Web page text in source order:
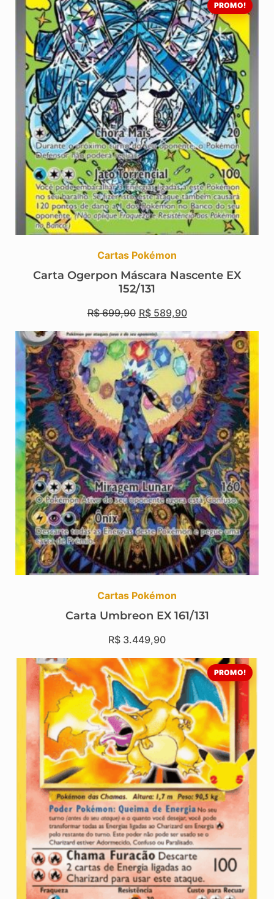
PROMO!
Cartas Pokémon
Carta Ogerpon Máscara Nascente EX
152/131
R$699,90 R$589,90
Cartas Pokémon
Carta Umbreon EX 161/131
R$ 3.449,90
PROMO!